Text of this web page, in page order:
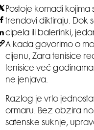
Postoje komadi
trendovi diktiraju. Dok
cipela ili balerinki,
A kada govorimo o
cijenu, Zara tenisice
tenisice već
ne jenjava.
Razlog je vrlo
ormaru. Bez obzira
satenske suknje,